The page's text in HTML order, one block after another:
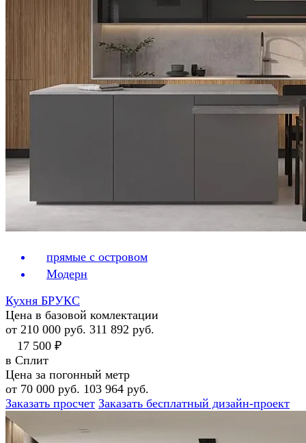
прямые с островом
Модерн
Кухня БРУКС
Цена в базовой комлектации
от 210 000 руб. 311 892 руб.
17 500 ₽
в Сплит
Цена за погонный метр
от 70 000 руб. 103 964 руб.
Заказать просчет Заказать бесплатный дизайн-проект